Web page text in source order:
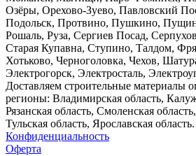
Озёры, Орехово-Зуево, Павловский
Подольск, Протвино, Пушкино,
Рошаль, Руза, Сергиев Посад,
Старая Купавна, Ступино, Талдом,
Хотьково, Черноголовка, Чехов,
Электрогорск, Электросталь,
Доставляем строительные материалы
регионы: Владимирская область,
Рязанская область, Смоленская
Тульская область, Ярославская область.
Конфиденциальность
Оферта